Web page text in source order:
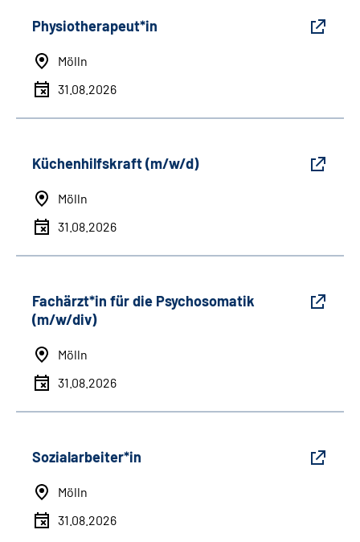
Physiotherapeut*in
Mölln
31.08.2026
Küchenhilfskraft (m/w/d)
Mölln
31.08.2026
Fachärzt*in für die Psychosomatik
(m/w/div)
Mölln
31.08.2026
Sozialarbeiter*in
Mölln
31.08.2026